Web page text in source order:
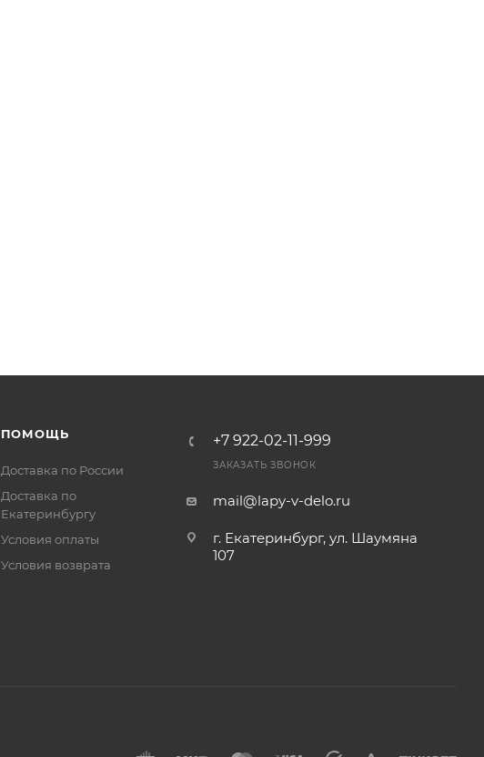
ПОМОЩЬ
Доставка по России
Доставка по
Екатеринбургу
Условия оплаты
Условия возврата
+7 922-02-11-999
ЗАКАЗАТЬ ЗВОНОК
mail@lapy-v-delo.ru
г. Екатеринбург, ул. Шаумяна
107